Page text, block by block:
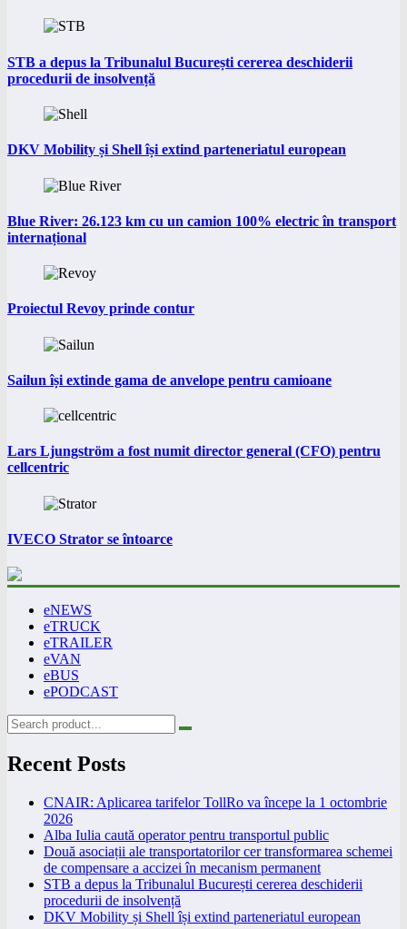
STB a depus la Tribunalul București cererea deschiderii
procedurii de insolvență
DKV Mobility și Shell își extind parteneriatul european
Blue River: 26.123 km cu un camion 100% electric în transport
internațional
Proiectul Revoy prinde contur
Sailun își extinde gama de anvelope pentru camioane
Lars Ljungström a fost numit director general (CFO) pentru
cellcentric
IVECO Strator se întoarce
eNEWS
eTRUCK
eTRAILER
eVAN
eBUS
ePODCAST
Recent Posts
CNAIR: Aplicarea tarifelor TollRo va începe la 1 octombrie
2026
Alba Iulia caută operator pentru transportul public
Două asociații ale transportatorilor cer transformarea schemei
de compensare a accizei în mecanism permanent
STB a depus la Tribunalul București cererea deschiderii
procedurii de insolvență
DKV Mobility și Shell își extind parteneriatul european